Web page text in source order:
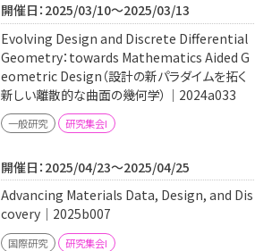
開催日：2025/03/10～2025/03/13
Evolving Design and Discrete Differential
Geometry：towards Mathematics Aided G
eometric Design（設計の新パラダイムを拓く
新しい離散的な曲面の幾何学）｜2024a033
一般研究 研究集会I
開催日：2025/04/23～2025/04/25
Advancing Materials Data, Design, and Dis
covery｜2025b007
国際研究 研究集会I